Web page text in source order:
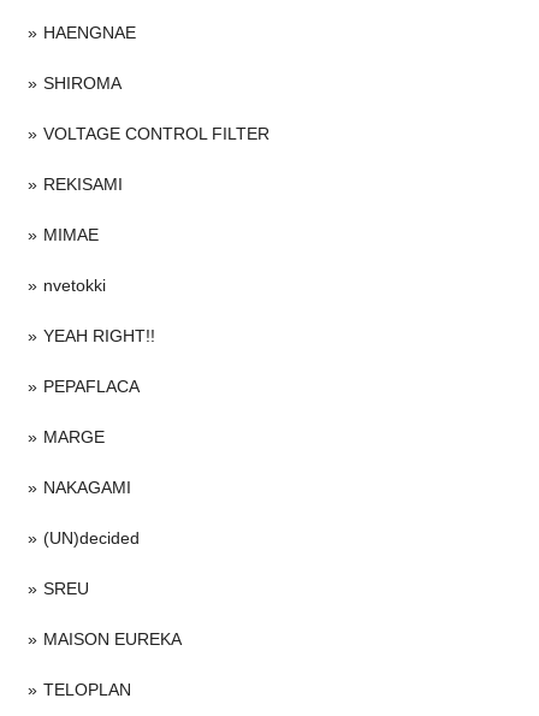
HAENGNAE
SHIROMA
VOLTAGE CONTROL FILTER
REKISAMI
MIMAE
nvetokki
YEAH RIGHT!!
PEPAFLACA
MARGE
NAKAGAMI
(UN)decided
SREU
MAISON EUREKA
TELOPLAN